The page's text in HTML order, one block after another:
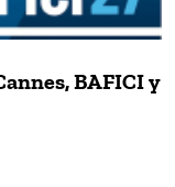
BAFICI y